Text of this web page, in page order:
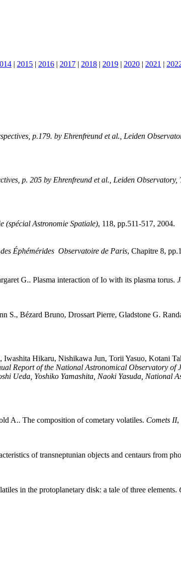
| 2015 | 2016 | 2017 | 2018 | 2019 | 2020 | 2021 |
p.179. by Ehrenfreund et al., Leiden
p. 205 by Ehrenfreund et al., Leiden
(spécial Astronomie Spatiale), 118, pp.511-517, 2004.
Éphémérides  Observatoire de Paris, Chapitre 8,
G.. Plasma interaction of Io with its plasma torus.
S., Bézard Bruno, Drossart Pierre, Gladstone G.
, Iwashita Hikaru, Nishikawa Jun, Torii Yasuo, Kotani
Report of the National Astronomical Observatory
Ueda, Yoshiko Yamashita, Naoki Yasuda, National
A.. The composition of cometary volatiles. Comets II,
of transneptunian objects and centaurs from
in the protoplanetary disk: a tale of three elements.